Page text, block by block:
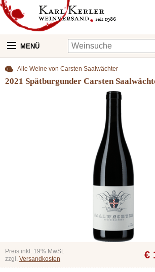
MENÜ
Alle Weine von Carsten Saalwächter
2021 Spätburgunder Carsten
Preis inkl. 19% MwSt.
zzgl. Versandkosten €